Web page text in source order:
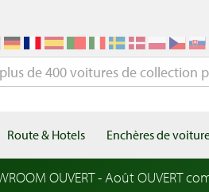
Route & Hotels Enchères de
OUVERT - Août OUVERT